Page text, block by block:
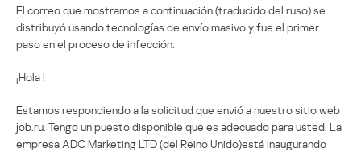
El correo que mostramos a continuación (traducido del ruso) se
distribuyó usando tecnologías de envío masivo y fue el primer
paso en el proceso de infección:
¡Hola!
Estamos respondiendo a la solicitud que envió a nuestro sitio web
job.ru. Tengo un puesto disponible que es adecuado para usted. La
empresa ADC Marketing LTD (del Reino Unido)está inaugurando